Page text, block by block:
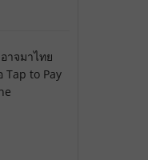
าจมาไทย
Tap to Pay